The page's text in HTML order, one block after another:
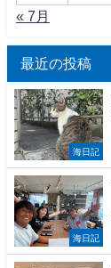
« 7月
最近の投稿
海日記
海日記